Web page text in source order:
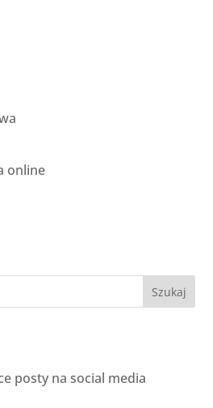
online
Szukaj
posty na social media